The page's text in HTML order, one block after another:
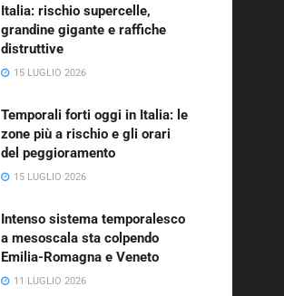
Italia: rischio supercelle,
grandine gigante e raffiche
distruttive
15 LUGLIO 2026
Temporali forti oggi in Italia: le
zone più a rischio e gli orari
del peggioramento
15 LUGLIO 2026
Intenso sistema temporalesco
a mesoscala sta colpendo
Emilia-Romagna e Veneto
11 LUGLIO 2026